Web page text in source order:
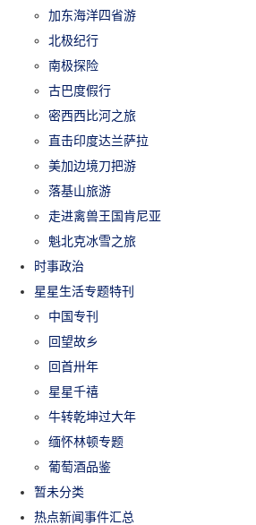
加东海洋四省游
北极纪行
南极探险
古巴度假行
密西西比河之旅
直击印度达兰萨拉
美加边境刀把游
落基山旅游
走进禽兽王国肯尼亚
魁北克冰雪之旅
时事政治
星星生活专题特刊
中国专刊
回望故乡
回首卅年
星星千禧
牛转乾坤过大年
缅怀林顿专题
葡萄酒品鉴
暂未分类
热点新闻事件汇总